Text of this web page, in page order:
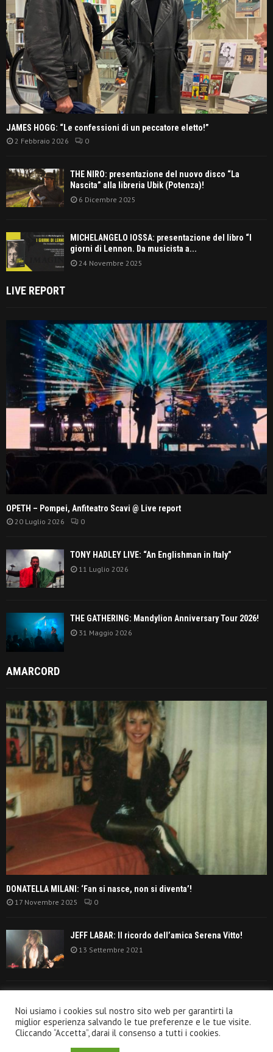
JAMES HOGG: “Le confessioni di un peccatore eletto!”
2 Febbraio 2026 0
THE NIRO: presentazione del nuovo disco “La
Nascita” alla libreria Ubik (Potenza)!
6 Dicembre 2025
MICHELANGELO IOSSA: presentazione del libro “I
giorni di Lennon. Da musicista a...
24 Novembre 2025
LIVE REPORT
OPETH – Pompei, Anfiteatro Scavi @ Live report
20 Luglio 2026 0
TONY HADLEY LIVE: “An Englishman in Italy”
11 Luglio 2026
THE GATHERING: Mandylion Anniversary Tour 2026!
31 Maggio 2026
AMARCORD
DONATELLA MILANI: ‘Fan si nasce, non si diventa’!
17 Novembre 2025 0
JEFF LABAR: Il ricordo dell’amica Serena Vitto!
13 Settembre 2021
settanta’!
30 Giugno 2021
Noi usiamo i cookies sul nostro sito web per garantirti la
miglior esperienza salvando le tue preferenze e le tue visite.
Cliccando “Accetta”, darai il consenso a tutti i cookies.